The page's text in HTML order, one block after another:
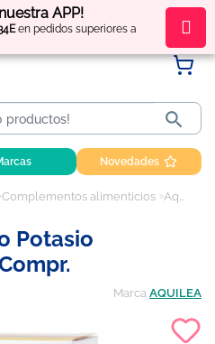
APP!
en pedidos superiores a
puntos por tus compras

Novedades
Complementos alimenticios Aquilea Magnesio Potasio Efervescente, 28Compr.
Potasio
Marca AQUILEA